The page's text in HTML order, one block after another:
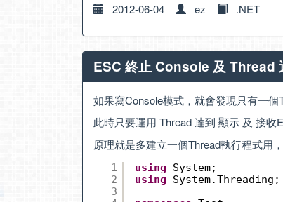
2012-06-04 ez .NET
ESC 終止 Console 及 Thread
如果寫Console模式，就會發現只有一個
此時只要運用 Thread 達到 顯示 及 接收
原理就是多建立一個Thread執行程式用
1
2
3
using
System;
using
System.Threading;